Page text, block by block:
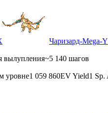
Чаризард-Mega-Y
вылупления~5 140 шагов
уровне1 059 860EV Yield1 Sp.